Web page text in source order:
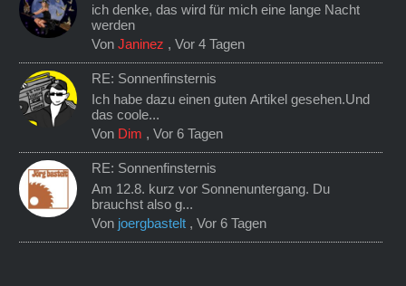
ich denke, das wird für mich eine lange Nacht
werden
VonJaninez ,Vor 4 Tagen
RE: Sonnenfinsternis
Ich habe dazu einen guten Artikel gesehen.Und
das coole...
Von Dim ,Vor 6 Tagen
RE: Sonnenfinsternis
Am 12.8. kurz vor Sonnenuntergang. Du
brauchst also g...
Von joergbastelt ,Vor 6 Tagen